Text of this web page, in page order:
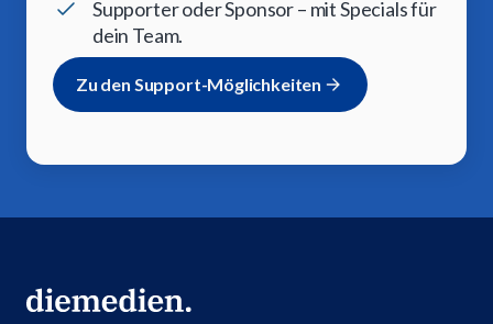
Supporter oder Sponsor – mit Specials für
dein Team.
Zu den Support-Möglichkeiten